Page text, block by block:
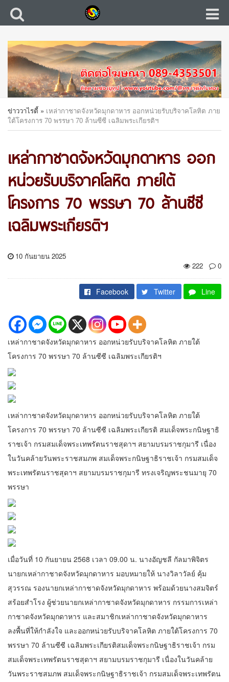
ข่าววาไรตี้ » เหล่ากาชาดจังหวัดมุกดาหาร ออกหน่วยรับบริจาคโลหิต ภาย
ใต้โครงการ 70 พรรษา 70 ล้านซีซี เฉลิมพระเกียรติฯ
เหล่ากาชาดจังหวัดมุกดาหาร ออก
หน่วยรับบริจาคโลหิต ภายใต้
โครงการ 70 พรรษา 70 ล้านซีซี
เฉลิมพระเกียรติฯ
10 กันยายน 2025
222
0
Facebook Twitter Line
เหล่ากาชาดจังหวัดมุกดาหาร ออกหน่วยรับบริจาคโลหิต ภายใต้
โครงการ 70 พรรษา 70 ล้านซีซี เฉลิมพระเกียรติฯ
เหล่ากาชาดจังหวัดมุกดาหาร ออกหน่วยรับบริจาคโลหิต ภายใต้
โครงการ 70 พรรษา 70 ล้านซีซี เฉลิมพระเกียรติ สมเด็จพระกนิษฐาธิ
ราชเจ้า กรมสมเด็จพระเทพรัตนราชสุดาฯ สยามบรมราชกุมารี เนื่อง
ในวันคล้ายวันพระราชสมภพ สมเด็จพระกนิษฐาธิราชเจ้า กรมสมเด็จ
พระเทพรัตนราชสุดาฯ สยามบรมราชกุมารี ทรงเจริญพระชนมายุ 70
พรรษา
เมื่อวันที่ 10 กันยายน 2568 เวลา 09.00 น. นางอัญชลี กัลมาพิจิตร
นายกเหล่ากาชาดจังหวัดมุกดาหาร มอบหมายให้ นางวิลาวัลย์ คุ้ม
สุวรรณ รองนายกเหล่ากาชาดจังหวัดมุกดาหาร พร้อมด้วยนางสมจิตร์
สร้อยสำโรง ผู้ช่วยนายกเหล่ากาชาดจังหวัดมุกดาหาร กรรมการเหล่า
กาชาดจังหวัดมุกดาหาร และสมาชิกเหล่ากาชาดจังหวัดมุกดาหาร
ลงพื้นที่ให้กำลังใจ และออกหน่วยรับบริจาคโลหิต ภายใต้โครงการ 70
พรรษา 70 ล้านซีซี เฉลิมพระเกียรติสมเด็จพระกนิษฐาธิราชเจ้า กรม
สมเด็จพระเทพรัตนราชสุดาฯ สยามบรมราชกุมารี เนื่องในวันคล้าย
วันพระราชสมภพ สมเด็จพระกนิษฐาธิราชเจ้า กรมสมเด็จพระเทพรัตน